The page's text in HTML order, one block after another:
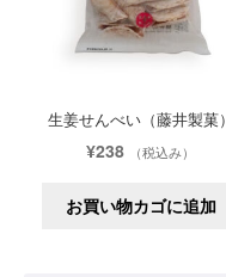
生姜せんべい（藤井製菓）
¥238 （税込み）
お買い物カゴに追加